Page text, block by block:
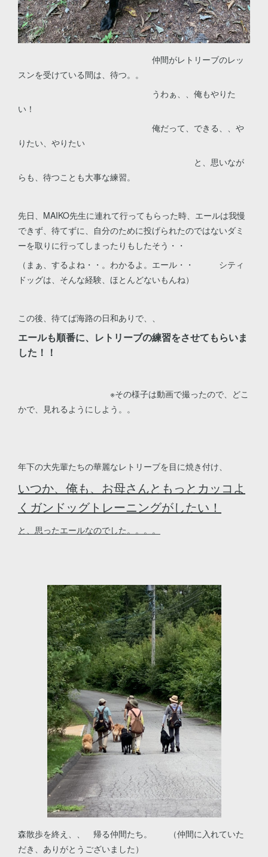
仲間がレトリーブのレッ
スンを受けている間は、待つ。。
うわぁ、、俺もやりた
い！
俺だって、できる、、や
りたい、やりたい
と、思いなが
らも、待つことも大事な練習。
先日、MAIKO先生に連れて行ってもらった時、エールは我慢
できず、待てずに、自分のために投げられたのではないダミ
ーを取りに行ってしまったりもしたそう・・
（まぁ、するよね・・。わかるよ。エール・・ シティ
ドッグは、そんな経験、ほとんどないもんね）
この後、待てば海路の日和ありで、、
エールも順番に、レトリーブの練習をさせてもらいま
した！！
※その様子は動画で撮ったので、どこ
かで、見れるようにしよう。。
年下の大先輩たちの華麗なレトリーブを目に焼き付け、
いつか、俺も、お母さんともっとカッコよ
くガンドッグトレーニングがしたい！
と、思ったエールなのでした。。。。
森散歩を終え、、 帰る仲間たち。 （仲間に入れていた
だき、ありがとうございました）